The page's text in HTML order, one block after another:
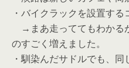
・バイクラックを設置す
→まあ走っててもわかる
のすごく増えました。
・馴染んだサドルでも、